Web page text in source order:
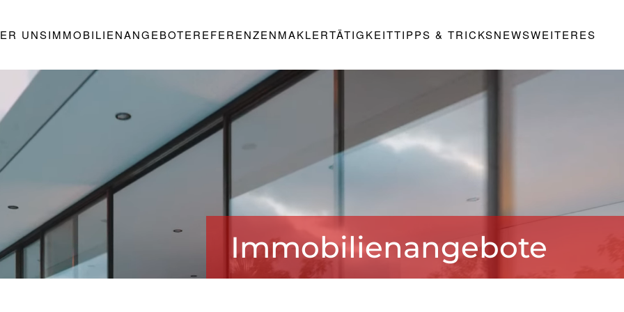
UNSIMMOBILIENANGEBOTEREFERENZENMAKLERTÄTIGKEITTIPPS & TRICKSNEWSWEITERES
Immobilienangebote